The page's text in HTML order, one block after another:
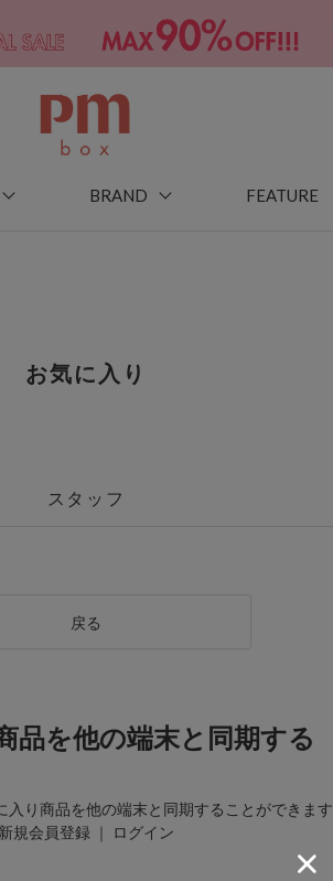
BRAND FEATURE
お気に入り
スタッフ
戻る
品を他の端末と同期する
り商品を他の端末と同期することができます
新規会員登録 ｜ ログイン